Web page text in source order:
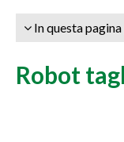
In questa
Robot